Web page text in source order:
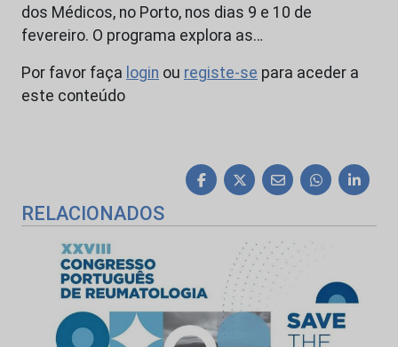
dos Médicos, no Porto, nos dias 9 e 10 de
fevereiro. O programa explora as…
Por favor faça login ou registe-se para aceder a
este conteúdo
RELACIONADOS